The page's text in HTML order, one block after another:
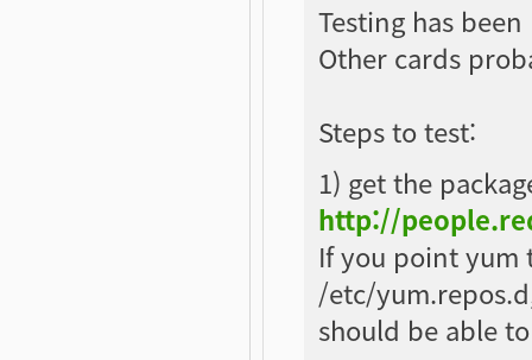
Testing has
Other cards
Steps to test:
1) get the
http://
If you point yum
/etc/
should be able